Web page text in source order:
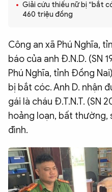
QUỐC TẾ
VĂN HÓA - THỂ THAO
BẠN ĐỌC & CAND
ĐA PHƯƠNG TIỆN
eMagazine
Video
Giải cứu thiếu nữ bị “bắt
460 triệu đồng
Công an xã Phú Nghĩa,
báo của anh Đ.N.D. (SN
Phú Nghĩa, tỉnh Đồng
bị bắt cóc. Anh D. nhận
gái là cháu Đ.T.N.T. (SN
hoảng loạn, bất thường,
đình.